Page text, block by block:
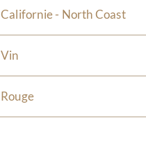
Californie - North Coast
Vin
Rouge